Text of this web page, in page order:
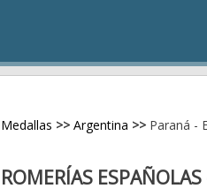
Medallas >> Argentina >> Paraná -
ROMERÍAS